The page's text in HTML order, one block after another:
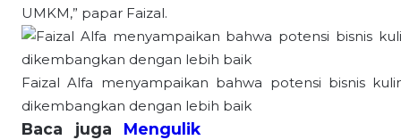
UMKM,” papar Faizal.
Faizal Alfa menyampaikan bahwa potensi bisnis
dikembangkan dengan lebih baik
Baca juga Mengulik